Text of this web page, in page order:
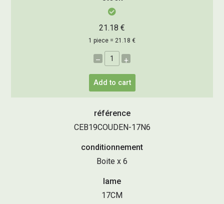
21.18 €
1 piece = 21.18 €
– +
Add to cart
référence
CEB19COUDEN-17N6
conditionnement
Boite x 6
lame
17CM